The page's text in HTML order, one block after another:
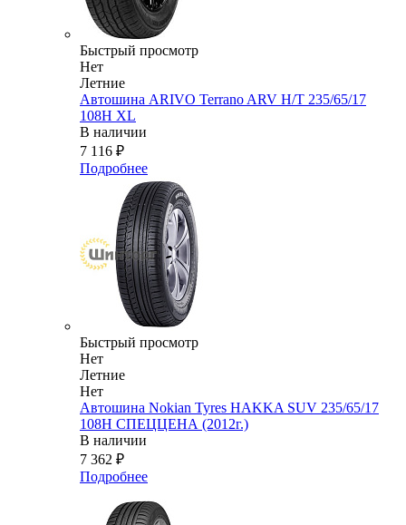
Быстрый просмотр
Нет
Летние
Автошина ARIVO Terrano ARV H/T 235/65/17
108H XL
В наличии
7 116 ₽
Подробнее
Быстрый просмотр
Нет
Летние
Нет
Автошина Nokian Tyres HAKKA SUV 235/65/17
108H СПЕЦЦЕНА (2012г.)
В наличии
7 362 ₽
Подробнее